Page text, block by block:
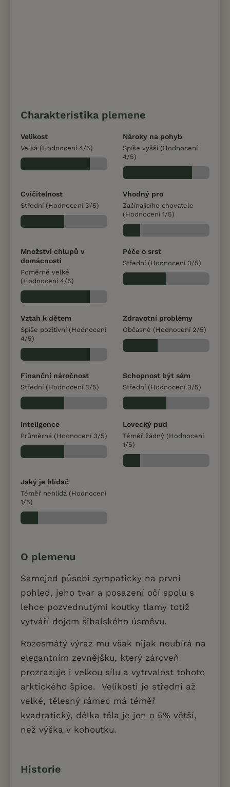
Charakteristika plemene
Velikost
Velká (Hodnocení 4/5)
Nároky na pohyb
Spíše vyšší (Hodnocení
4/5)
Cvičitelnost
Střední (Hodnocení 3/5)
Vhodný pro
Začínajícího chovatele
(Hodnocení 1/5)
Množství chlupů v
domácnosti
Poměrně velké
(Hodnocení 4/5)
Péče o srst
Střední (Hodnocení 3/5)
Vztah k dětem
Spíše pozitivní (Hodnocení
4/5)
Zdravotní problémy
Občasné (Hodnocení 2/5)
Finanční náročnost
Střední (Hodnocení 3/5)
Schopnost být sám
Střední (Hodnocení 3/5)
Inteligence
Průměrná (Hodnocení 3/5)
Lovecký pud
Téměř žádný (Hodnocení
1/5)
Jaký je hlídač
Téměř nehlídá (Hodnocení
1/5)
O plemenu
Samojed působí sympaticky na první
pohled, jeho tvar a posazení očí spolu s
lehce pozvednutými koutky tlamy totiž
vytváří dojem šibalského úsměvu.
Rozesmátý výraz mu však nijak neubírá na
elegantním zevnějšku, který zároveň
prozrazuje i velkou sílu a vytrvalost tohoto
arktického špice. Velikosti je střední až
velké, tělesný rámec má téměř
kvadratický, délka těla je jen o 5% větší,
než výška v kohoutku.
Historie